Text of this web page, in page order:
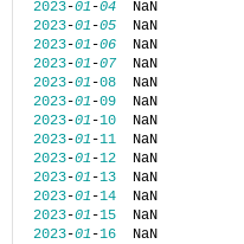
2023-01 -04
  NaN
2023-01 -05
  NaN
2023-01 -06
  NaN
2023-01 -07
  NaN
2023-01 -08
  NaN
2023-01 -09
  NaN
2023-01 -10
  NaN
2023-01 -11
  NaN
2023-01 -12
  NaN
2023-01 -13
  NaN
2023-01 -14
  NaN
2023-01 -15
  NaN
2023-01 -16
  NaN